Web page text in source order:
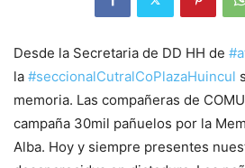
Desde la Secretaria de DD HH de
la #seccionalCutralCoPlazaHuincul
memoria. Las compañeras de
campaña 30mil pañuelos por la
Alba. Hoy y siempre presentes